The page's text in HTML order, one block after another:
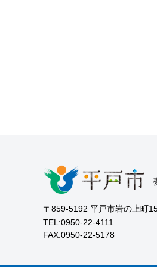
〒859-5192 平戸市岩の上町
TEL:0950-22-4111
FAX:0950-22-5178